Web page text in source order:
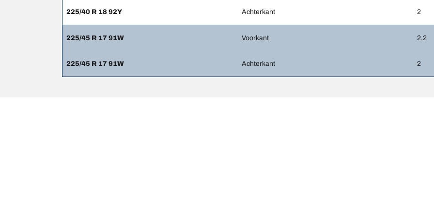
225/40 R 18 92Y Achterkant 2
225/45 R 17 91W Voorkant 2.2
225/45 R 17 91W Achterkant 2